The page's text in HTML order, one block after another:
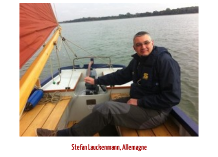
Stefan Lauckenmann, Allemagne